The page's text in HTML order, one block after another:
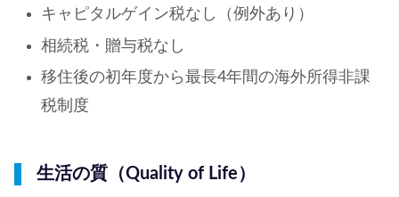
キャピタルゲイン税なし（例外あり）
相続税・贈与税なし
移住後の初年度から最長4年間の海外所得非課
税制度
生活の質（Quality of Life）